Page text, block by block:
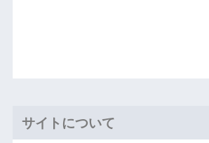
サイトについて